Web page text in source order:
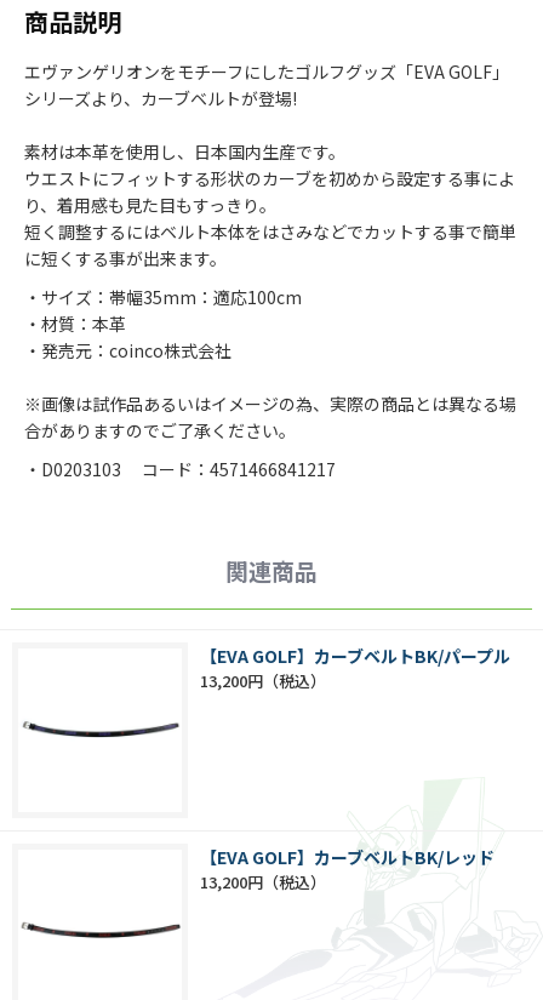
商品説明
エヴァンゲリオンをモチーフにしたゴルフグッズ「EVA GOLF」
シリーズより、カーブベルトが登場!
素材は本革を使用し、日本国内生産です。
ウエストにフィットする形状のカーブを初めから設定する事によ
り、着用感も見た目もすっきり。
短く調整するにはベルト本体をはさみなどでカットする事で簡単
に短くする事が出来ます。
・サイズ：帯幅35mm：適応100cm
・材質：本革
・発売元：coinco株式会社
※画像は試作品あるいはイメージの為、実際の商品とは異なる場
合がありますのでご了承ください。
・D0203103 コード：4571466841217
関連商品
【EVA GOLF】カーブベルトBK/パープル
13,200円
【EVA GOLF】カーブベルトBK/レッド
13,200円